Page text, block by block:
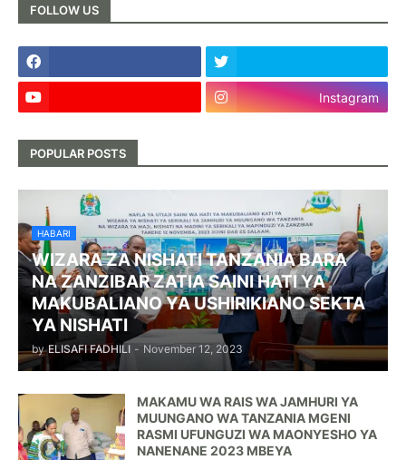
FOLLOW US
Instagram
POPULAR POSTS
HABARI
WIZARA ZA NISHATI TANZANIA BARA
NA ZANZIBAR ZATIA SAINI HATI YA
MAKUBALIANO YA USHIRIKIANO SEKTA
YA NISHATI
by ELISAFI FADHILI - November 12, 2023
MAKAMU WA RAIS WA JAMHURI YA
MUUNGANO WA TANZANIA MGENI
RASMI UFUNGUZI WA MAONYESHO YA
NANENANE 2023 MBEYA